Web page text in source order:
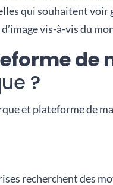
qui souhaitent voir
vis-à-vis du
de
?
et plateforme de
recherchent des